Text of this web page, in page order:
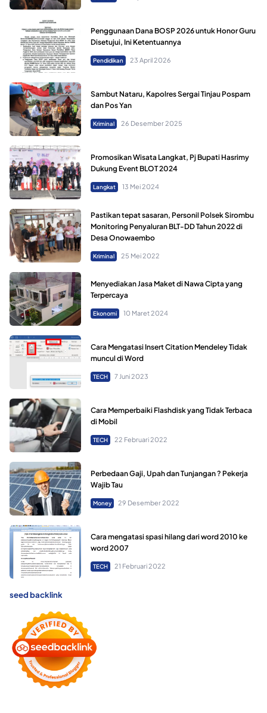
Penggunaan Dana BOSP 2026 untuk Honor Guru
Disetujui, Ini Ketentuannya
Pendidikan 23 April 2026
Sambut Nataru, Kapolres Sergai Tinjau Pospam
dan Pos Yan
Kriminal 26 Desember 2025
Promosikan Wisata Langkat, Pj Bupati Hasrimy
Dukung Event BLOT 2024
Langkat 13 Mei 2024
Pastikan tepat sasaran, Personil Polsek Sirombu
Monitoring Penyaluran BLT-DD Tahun 2022 di
Desa Onowaembo
Kriminal 25 Mei 2022
Menyediakan Jasa Maket di Nawa Cipta yang
Terpercaya
Ekonomi 10 Maret 2024
Cara Mengatasi Insert Citation Mendeley Tidak
muncul di Word
TECH 7 Juni 2023
Cara Memperbaiki Flashdisk yang Tidak Terbaca
di Mobil
TECH 22 Februari 2022
Perbedaan Gaji, Upah dan Tunjangan ? Pekerja
Wajib Tau
Money 29 Desember 2022
Cara mengatasi spasi hilang dari word 2010 ke
word 2007
TECH 21 Februari 2022
seed backlink